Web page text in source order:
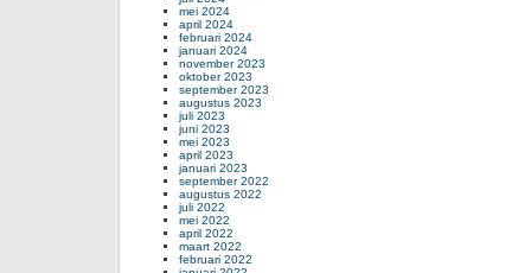
mei 2024
april 2024
februari 2024
januari 2024
november 2023
oktober 2023
september 2023
augustus 2023
juli 2023
juni 2023
mei 2023
april 2023
januari 2023
september 2022
augustus 2022
juli 2022
mei 2022
april 2022
maart 2022
februari 2022